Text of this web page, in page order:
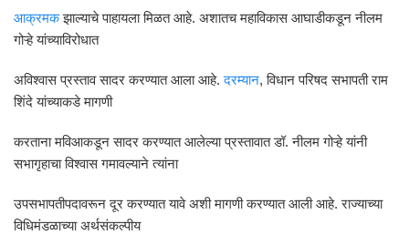
आक्रमकझाल्याचे पाहायला मिळत आहे. अशातच महाविकास आघाडीकडून नीलम
गोऱ्हे यांच्याविरोधात
अविश्वास प्रस्ताव सादर करण्यात आला आहे.दरम्यान, विधान परिषद सभापती राम
शिंदे यांच्याकडे मागणी
करताना मविआकडून सादर करण्यात आलेल्या प्रस्तावात डॉ. नीलम गोऱ्हे यांनी
सभागृहाचा विश्वास गमावल्याने त्यांना
उपसभापतीपदावरून दूर करण्यात यावे अशी मागणी करण्यात आली आहे. राज्याच्या
विधिमंडळाच्या अर्थसंकल्पीय